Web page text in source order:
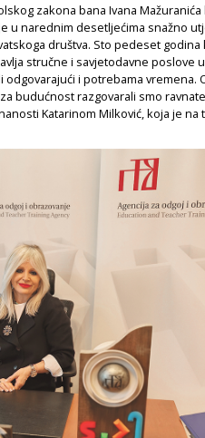
zakona bana Ivana
u narednim desetljećima snažno
društva. Sto pedeset godina
stručne i savjetodavne poslove
odgovarajući i potrebama vremena.
budućnost razgovarali smo
Katarinom Milković, koja je na